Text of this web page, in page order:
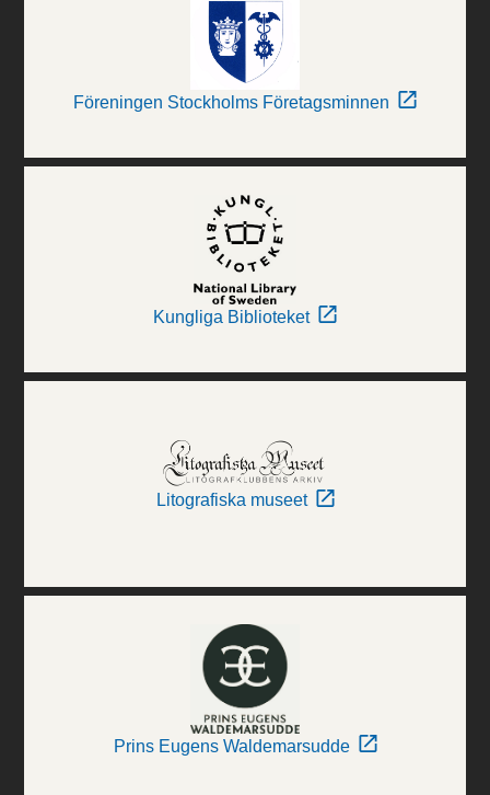
Föreningen Stockholms Företagsminnen
Kungliga Biblioteket
Litografiska museet
Prins Eugens Waldemarsudde